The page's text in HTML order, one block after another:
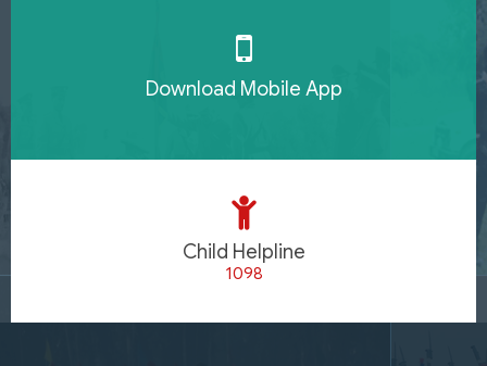
Download Mobile App
Child Helpline
1098